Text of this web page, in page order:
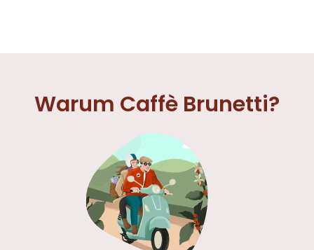
Warum Caffè Brunetti?